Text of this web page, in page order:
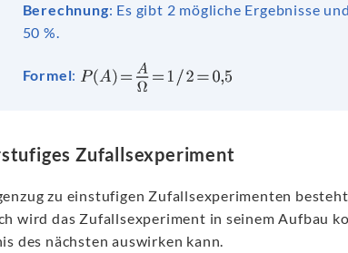
Berechnung: Es gibt 2 mögliche Ergebnisse
50 %.
Formel:
Zufallsexperiment
zu einstufigen Zufallsexperimenten
wird das Zufallsexperiment in seinem Aufbau
des nächsten auswirken kann.